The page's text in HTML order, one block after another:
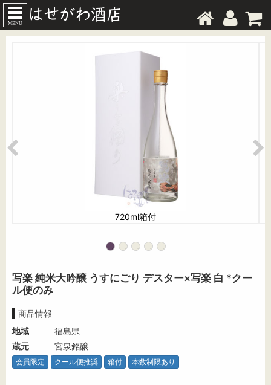
MENU
720ml箱付
写楽 純米大吟醸 うすにごり デスター×写楽 白 *クー
ル便のみ
商品情報
地域
福島県
蔵元
宮泉銘醸
会員限定 クール便推奨 箱付 本数制限あり